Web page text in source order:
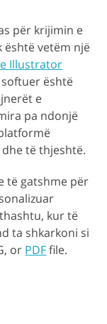
për krijimin e
është vetëm një
Illustrator
është
e
pa ndonjë
të thjeshtë.
të gatshme për
kur të
ta shkarkoni si
or PDFfile.